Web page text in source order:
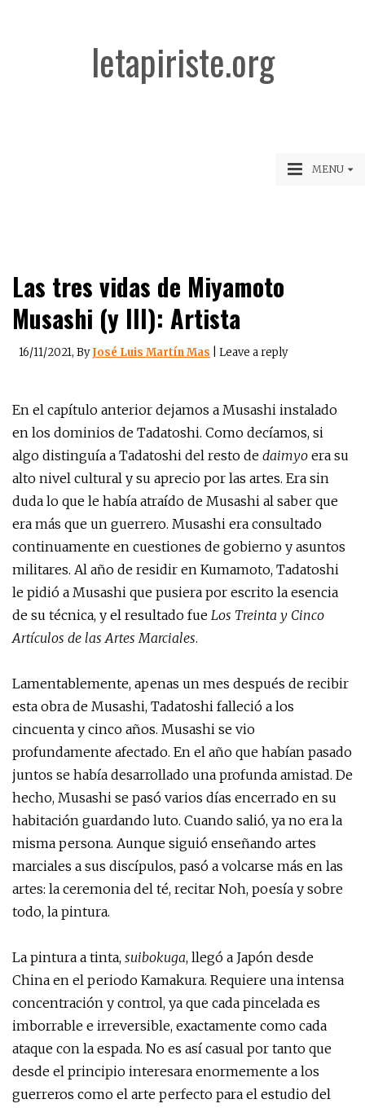
letapiriste.org
MENU
Las tres vidas de Miyamoto
Musashi (y III): Artista
16/11/2021, ByJosé Luis Martín Mas Leave a reply
En el capítulo anterior dejamos a Musashi instalado
en los dominios de Tadatoshi. Como decíamos, si
algo distinguía a Tadatoshi del resto de daimyo era su
alto nivel cultural y su aprecio por las artes. Era sin
duda lo que le había atraído de Musashi al saber que
era más que un guerrero. Musashi era consultado
continuamente en cuestiones de gobierno y asuntos
militares. Al año de residir en Kumamoto, Tadatoshi
le pidió a Musashi que pusiera por escrito la esencia
de su técnica, y el resultado fue Los Treinta y Cinco
Artículos de las Artes Marciales.
Lamentablemente, apenas un mes después de recibir
esta obra de Musashi, Tadatoshi falleció a los
cincuenta y cinco años. Musashi se vio
profundamente afectado. En el año que habían pasado
juntos se había desarrollado una profunda amistad. De
hecho, Musashi se pasó varios días encerrado en su
habitación guardando luto. Cuando salió, ya no era la
misma persona. Aunque siguió enseñando artes
marciales a sus discípulos, pasó a volcarse más en las
artes: la ceremonia del té, recitar Noh, poesía y sobre
todo, la pintura.
La pintura a tinta, suibokuga, llegó a Japón desde
China en el periodo Kamakura. Requiere una intensa
concentración y control, ya que cada pincelada es
imborrable e irreversible, exactamente como cada
ataque con la espada. No es así casual por tanto que
desde el principio interesara enormemente a los
guerreros como el arte perfecto para el estudio del